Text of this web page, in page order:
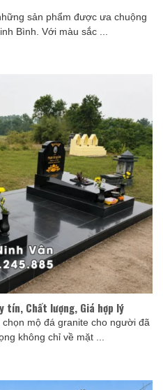
sản phẩm được ưa chuộng
Bình. Với màu sắc ...
tín, Chất lượng, Giá hợp lý
mộ đá granite cho người đã
không chỉ về mặt ...